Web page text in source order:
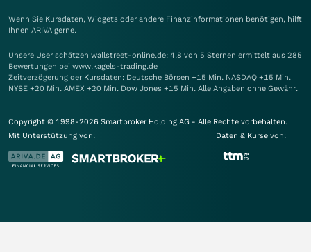
Wenn Sie Kursdaten, Widgets oder andere Finanzinformationen benötigen, hilft
Ihnen ARIVA gerne.
Unsere User schätzen wallstreet-online.de: 4.8 von 5 Sternen ermittelt aus 285
Bewertungen bei www.kagels-trading.de
Zeitverzögerung der Kursdaten: Deutsche Börsen +15 Min. NASDAQ +15 Min.
NYSE +20 Min. AMEX +20 Min. Dow Jones +15 Min. Alle Angaben ohne Gewähr.
Copyright © 1998-2026 Smartbroker Holding AG - Alle Rechte vorbehalten.
Mit Unterstützung von:
Daten & Kurse von: